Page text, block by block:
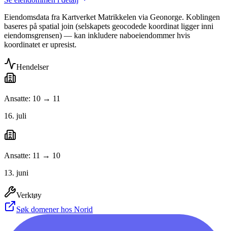
Eiendomsdata fra Kartverket Matrikkelen via Geonorge. Koblingen
baseres på spatial join (selskapets geocodede koordinat ligger inni
eiendomsgrensen) — kan inkludere naboeiendommer hvis
koordinatet er upresist.
Hendelser
Ansatte: 10 → 11
16. juli
Ansatte: 11 → 10
13. juni
Verktøy
Søk domener hos Norid